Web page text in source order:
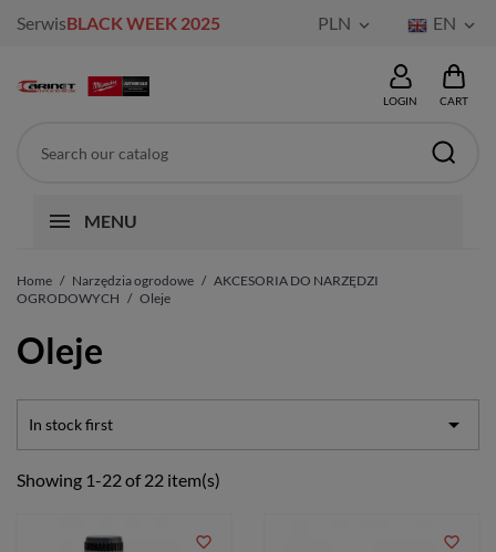
SerwisBLACK WEEK 2025 PLN  EN 
LOGIN CART
MENU
Home Narzędzia ogrodowe
AKCESORIA DO NARZĘDZI
OGRODOWYCH
Oleje
Oleje
In stock first 
Showing 1-22 of 22 item(s)
favorite_border favorite_border